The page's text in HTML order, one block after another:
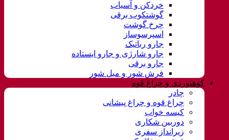
خردکن و آسیاب
گوشتکوب برقی
چرخ گوشت
اسپرسوساز
جارو رباتیک
جارو شارژی و جارو ایستاده
جارو برقی
فرش شور و مبل شور
کوهنوردی و چراغ قوه
چادر
چراغ قوه و چراغ پیشانی
کیسه خواب
دوربین شکاری
زیرانداز سفری